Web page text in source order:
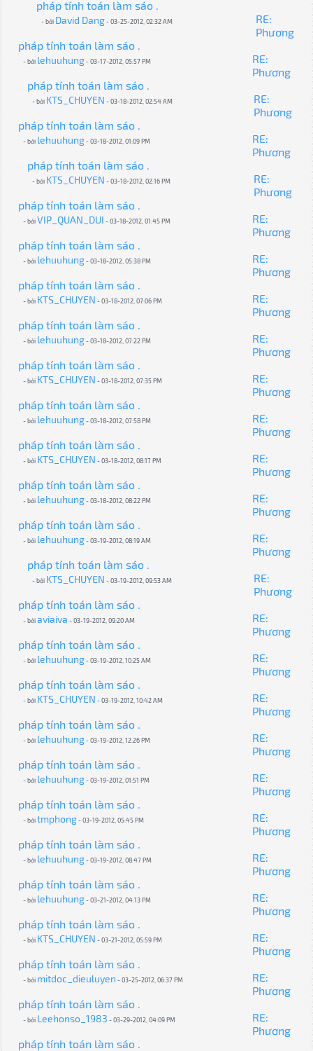
pháp tính toán làm sáo .
- bởi David Dang- 03-25-2012, 02:32 AM
RE:
Phương
pháp tính toán làm sáo .
- bởi lehuuhung- 03-17-2012, 05:57 PM
RE:
Phương
pháp tính toán làm sáo .
- bởi KTS_CHUYEN - 03-18-2012, 02:54 AM
RE:
Phương
pháp tính toán làm sáo .
- bởi lehuuhung- 03-18-2012, 01:09 PM
RE:
Phương
pháp tính toán làm sáo .
- bởi KTS_CHUYEN - 03-18-2012, 02:16 PM
RE:
Phương
pháp tính toán làm sáo .
- bởiVIP_QUAN_DUI - 03-18-2012, 01:45 PM
RE:
Phương
pháp tính toán làm sáo .
- bởi lehuuhung- 03-18-2012, 05:38 PM
RE:
Phương
pháp tính toán làm sáo .
- bởi KTS_CHUYEN - 03-18-2012, 07:06 PM
RE:
Phương
pháp tính toán làm sáo .
- bởi lehuuhung- 03-18-2012, 07:22 PM
RE:
Phương
pháp tính toán làm sáo .
- bởi KTS_CHUYEN - 03-18-2012, 07:35 PM
RE:
Phương
pháp tính toán làm sáo .
- bởi lehuuhung- 03-18-2012, 07:58 PM
RE:
Phương
pháp tính toán làm sáo .
- bởi KTS_CHUYEN - 03-18-2012, 08:17 PM
RE:
Phương
pháp tính toán làm sáo .
- bởi lehuuhung- 03-18-2012, 08:22 PM
RE:
Phương
pháp tính toán làm sáo .
- bởi lehuuhung- 03-19-2012, 08:19 AM
RE:
Phương
pháp tính toán làm sáo .
- bởi KTS_CHUYEN - 03-19-2012, 09:53 AM
RE:
Phương
pháp tính toán làm sáo .
- bởiaviaiva - 03-19-2012, 09:20 AM
RE:
Phương
pháp tính toán làm sáo .
- bởi lehuuhung- 03-19-2012, 10:25 AM
RE:
Phương
pháp tính toán làm sáo .
- bởi KTS_CHUYEN - 03-19-2012, 10:42 AM
RE:
Phương
pháp tính toán làm sáo .
- bởi lehuuhung- 03-19-2012, 12:26 PM
RE:
Phương
pháp tính toán làm sáo .
- bởi lehuuhung- 03-19-2012, 01:51 PM
RE:
Phương
pháp tính toán làm sáo .
- bởitmphong- 03-19-2012, 05:45 PM
RE:
Phương
pháp tính toán làm sáo .
- bởi lehuuhung- 03-19-2012, 08:47 PM
RE:
Phương
pháp tính toán làm sáo .
- bởi lehuuhung- 03-21-2012, 04:13 PM
RE:
Phương
pháp tính toán làm sáo .
- bởi KTS_CHUYEN - 03-21-2012, 05:59 PM
RE:
Phương
pháp tính toán làm sáo .
- bởi mitdoc_dieuluyen - 03-25-2012, 06:37 PM
RE:
Phương
pháp tính toán làm sáo .
- bởi Leehonso_1983 - 03-29-2012, 04:09 PM
RE:
Phương
pháp tính toán làm sáo .